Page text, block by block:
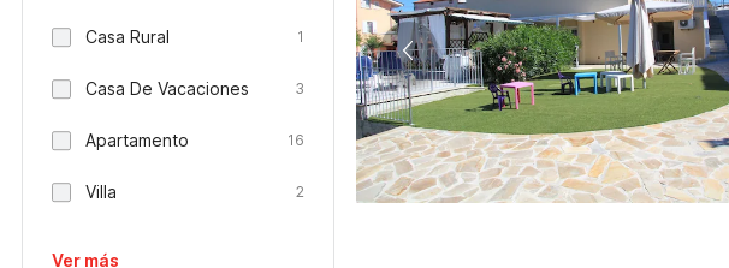
Casa Rural 1
Casa De Vacaciones 3
Apartamento 16
Villa 2
Ver más